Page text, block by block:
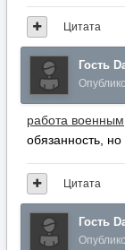
Цитата
Гость
работа военным
обязанность, но
Цитата
Гость